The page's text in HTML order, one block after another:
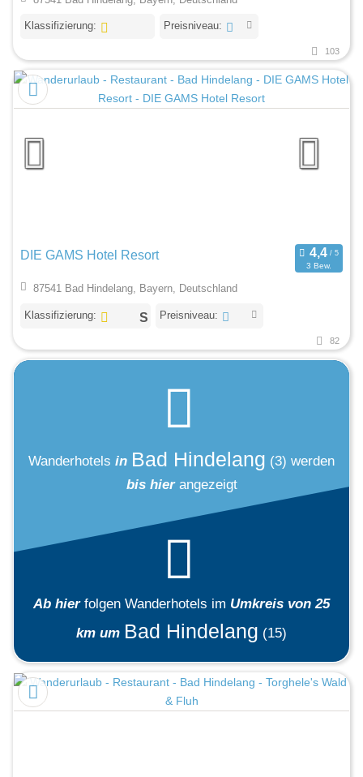
Klassifizierung: Preisniveau:
103
DIE GAMS Hotel Resort
3 Bew.
87541 Bad Hindelang, Bayern, Deutschland
Klassifizierung: Preisniveau:
82
Wanderhotels in Bad Hindelang (3) werden
bis hierangezeigt
Ab hier folgen Wanderhotels im Umkreis von 25
km um Bad Hindelang (15)